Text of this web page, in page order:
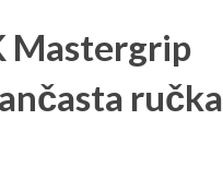
Mastergrip
ručka